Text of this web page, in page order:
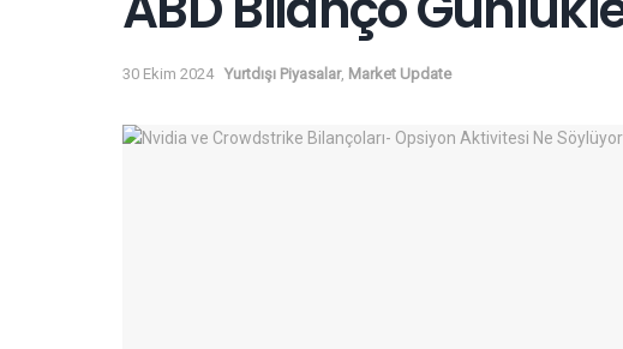
30 Ekim 2024 Yurtdışı Piyasalar, Market Update